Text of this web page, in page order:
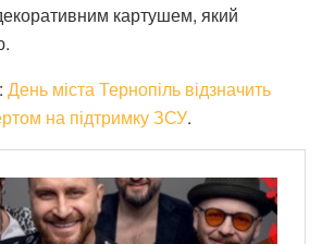
картушем, який
День міста Тернопіль відзначить
на підтримку ЗСУ.